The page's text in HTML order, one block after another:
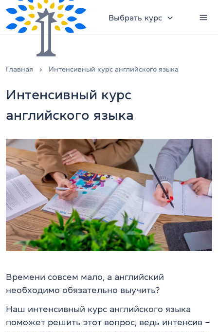
Выбрать курс
Главная Интенсивный курс английского языка
Интенсивный курс
английского языка
Времени совсем мало, а английский
необходимо обязательно выучить?
Наш интенсивный курс английского языка
поможет решить этот вопрос, ведь интенсив –